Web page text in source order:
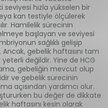
hızla yükselen bir
kan testiyle ölçülerek
Hamilelik sürecinin
başlayan ve seviyesi
sağlıklı gelişip
gebelik haftasını tam
değildir. Yine de HCG
gebeliğin mevcut olup
ve gebelik sürecinin
açısından yardımcı olur.
bu değer de dikkate
haftasını kesin olarak